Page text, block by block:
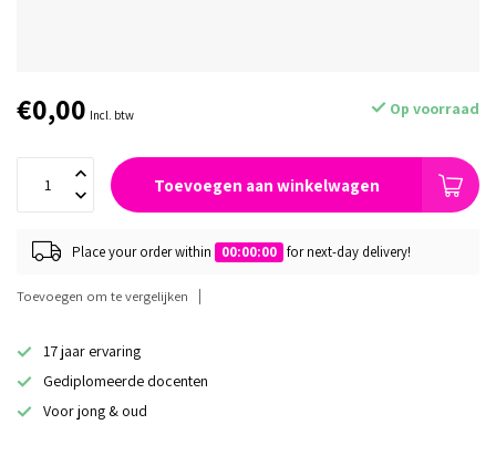
€0,00 Incl. btw Op voorraad
Toevoegen aan winkelwagen
Place your order within 00:00:00 for next-day delivery!
Toevoegen om te vergelijken
17 jaar ervaring
Gediplomeerde docenten
Voor jong & oud